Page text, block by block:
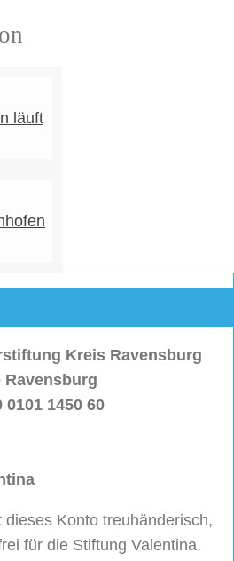
läuft
Kreis Ravensburg
0101 1450 60
dieses Konto treuhänderisch,
für die Stiftung Valentina.